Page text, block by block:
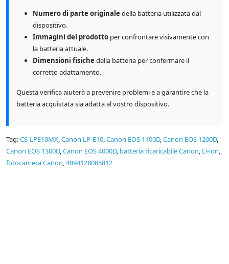
Numero di parte originale della batteria utilizzata dal
dispositivo.
Immagini del prodotto per confrontare visivamente con
la batteria attuale.
Dimensioni fisiche della batteria per confermare il
corretto adattamento.
Questa verifica aiuterà a prevenire problemi e a garantire che la
batteria acquistata sia adatta al vostro dispositivo.
Tag:CS-LPE10MX,Canon LP-E10,Canon EOS 1100D,Canon EOS 1200D,
Canon EOS 1300D,Canon EOS 4000D, batteria ricaricabile Canon, Li-ion,
fotocamera Canon,4894128085812